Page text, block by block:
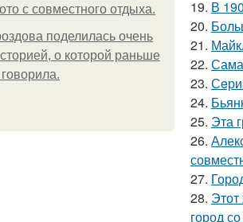
с совместного отдыха.
поделилась очень
о которой раньше
19. В
20.
21.
22.
23.
24.
25. Эта
26.
27.
28.
город